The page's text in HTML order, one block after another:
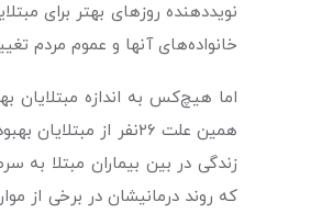
نویددهنده روزهای بهتر برای
خانواده‌های آنها و عموم مردم
اما هیچ‌کس به اندازه مبتلایان
همین علت ٢٦نفر از